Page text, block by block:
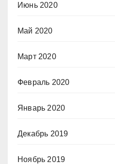
Июнь 2020
Май 2020
Март 2020
Февраль 2020
Январь 2020
Декабрь 2019
Ноябрь 2019